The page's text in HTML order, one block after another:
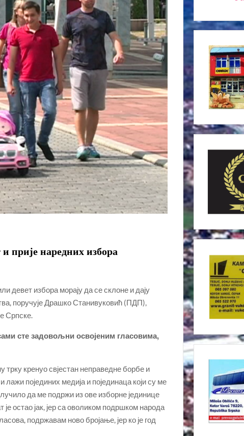
прије наредних избора
девет избора морају да се склоне и дају
поручује Драшко Станивуковић (ПДП),
Српске.
сте задовољни освојеним гласовима,
кренуо свјестан неправедне борбе и
појединих медија и појединаца који су ме
да ме подржи из ове изборне јединице
је остао јак, јер са оволиком подршком народа
подржавам ново бројање, јер ко је год